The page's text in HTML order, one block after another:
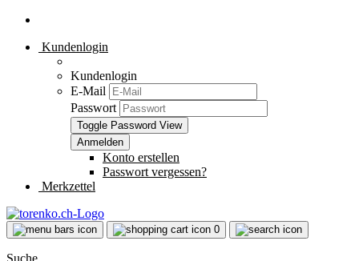
Kundenlogin
Kundenlogin
E-Mail
Passwort
Toggle Password View
Konto erstellen
Passwort vergessen?
Merkzettel
0
Suche